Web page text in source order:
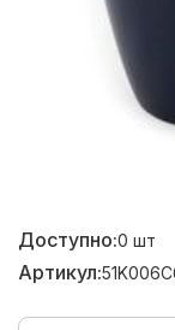
Доступно:0 шт
Артикул: